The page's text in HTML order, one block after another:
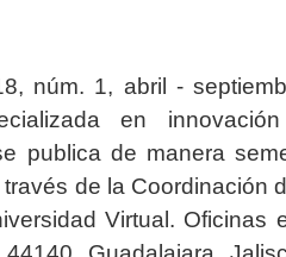
núm. 1, abril -
en
publica de manera
de la Coordinación
Virtual. Oficinas